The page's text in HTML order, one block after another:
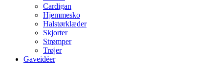
Cardigan
Hjemmesko
Halstørklæder
Skjorter
Strømper
Trøjer
Gaveidéer